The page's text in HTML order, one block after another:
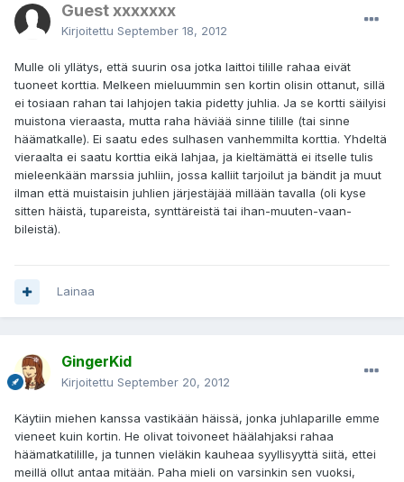
Guest xxxxxxx
Kirjoitettu September 18, 2012
Mulle oli yllätys, että suurin osa jotka laittoi tilille rahaa eivät
tuoneet korttia. Melkeen mieluummin sen kortin olisin ottanut, sillä
ei tosiaan rahan tai lahjojen takia pidetty juhlia. Ja se kortti säilyisi
muistona vieraasta, mutta raha häviää sinne tilille (tai sinne
häämatkalle). Ei saatu edes sulhasen vanhemmilta korttia. Yhdeltä
vieraalta ei saatu korttia eikä lahjaa, ja kieltämättä ei itselle tulis
mieleenkään marssia juhliin, jossa kalliit tarjoilut ja bändit ja muut
ilman että muistaisin juhlien järjestäjää millään tavalla (oli kyse
sitten häistä, tupareista, synttäreistä tai ihan-muuten-vaan-
bileistä).
Lainaa
GingerKid
Kirjoitettu September 20, 2012
Käytiin miehen kanssa vastikään häissä, jonka juhlaparille emme
vieneet kuin kortin. He olivat toivoneet häälahjaksi rahaa
häämatkatilille, ja tunnen vieläkin kauheaa syyllisyyttä siitä, ettei
meillä ollut antaa mitään. Paha mieli on varsinkin sen vuoksi,